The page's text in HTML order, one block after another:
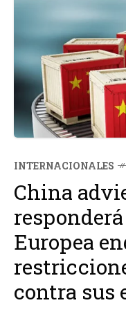
INTERNACIONALES
China
Europea
contra sus